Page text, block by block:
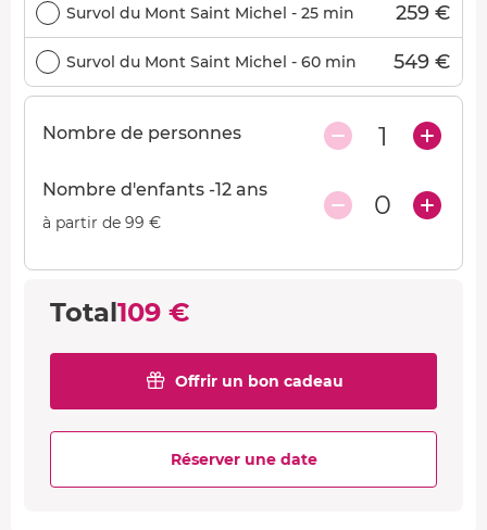
Survol du Mont Saint Michel - 25 min 259 €
Survol du Mont Saint Michel - 60 min 549 €
Nombre de personnes 1
Nombre d'enfants -12 ans
à partir de 99 €
0
Total109 €
Offrir un bon cadeau
Réserver une date